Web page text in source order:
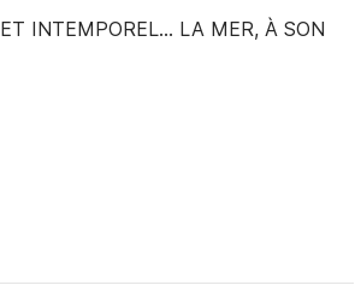
INTEMPOREL… LA MER, À SON
: des lignes classiques, des
de savourer le temps sans se